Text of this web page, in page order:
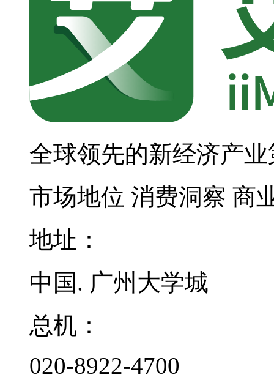
全球领先的新经济产
市场地位 消费洞察 商
地址：
中国. 广州大学城
总机：
020-8922-4700